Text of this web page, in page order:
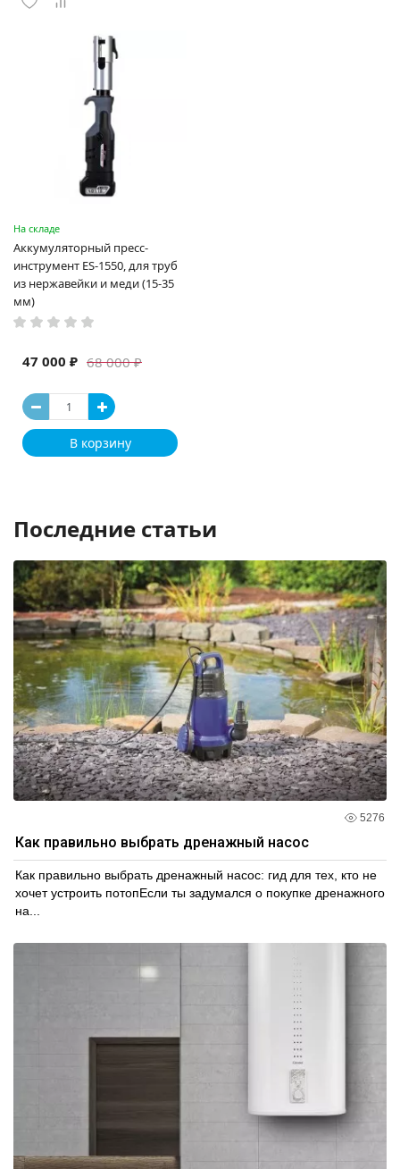
На складе
Аккумуляторный пресс-
инструмент ES-1550, для труб
из нержавейки и меди (15-35
мм)
68 000 ₽
47 000 ₽
В корзину
Последние статьи
5276
Как правильно выбрать дренажный насос
Как правильно выбрать дренажный насос: гид для тех, кто не
хочет устроить потопЕсли ты задумался о покупке дренажного
на...